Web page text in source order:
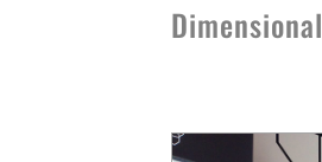
Dimensional